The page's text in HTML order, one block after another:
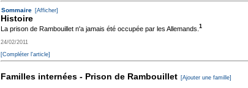
Sommaire [Afficher]
Histoire
La prison de Rambouillet n'a jamais été occupée par les Allemands. 1
24/02/2011
[Compléter l'article]
Familles internées - Prison de Rambouillet [Ajouter une famille]